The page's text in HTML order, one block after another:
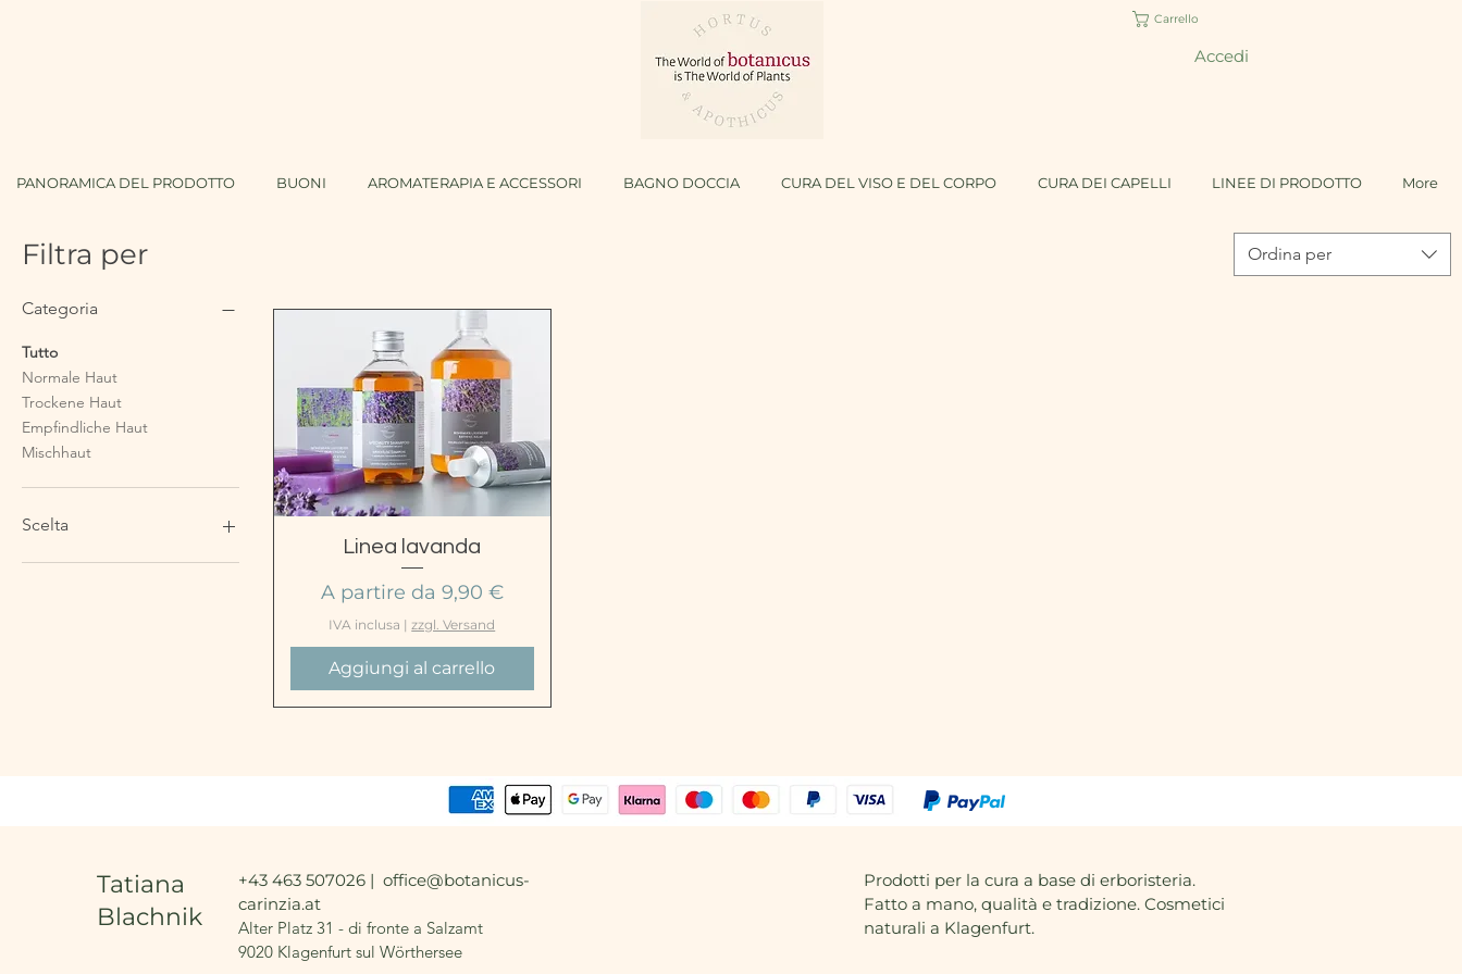
Carrello
Accedi
PANORAMICA DEL PRODOTTO BUONI AROMATERAPIA E ACCESSORI BAGNO DOCCIA CURA DEL VISO E DEL CORPO CURA DEI CAPELLI LINEE DI PRODOTTO More
Filtra per
Categoria
Tutto
Normale Haut
Trockene Haut
Empfindliche Haut
Mischhaut
Scelta
BODY LOTION LAVENDEL
SAPONE PER
Ordina per
Vista rapida
Linea lavanda
A partire da 9,90 €
Prezzo scontato
IVA inclusa | zzgl. Versand
Aggiungi al carrello
Tatiana
Blachnik
+43 463 507026 | office@botanicus-
carinzia.at
Alter Platz 31 - di fronte a Salzamt
9020 Klagenfurt sul Wörthersee
Prodotti per la cura a base di erboristeria.
Fatto a mano, qualità e tradizione. Cosmetici
naturali a Klagenfurt.